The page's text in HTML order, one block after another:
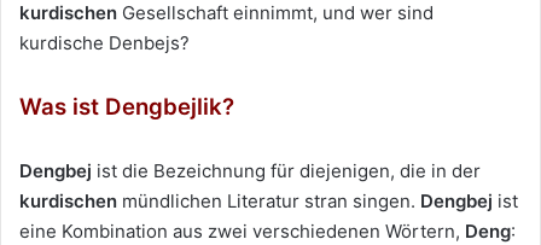
kurdischen Gesellschaft einnimmt, und wer sind
kurdische Denbejs?
Was ist Dengbejlik?
Dengbej ist die Bezeichnung für diejenigen, die in der
kurdischen mündlichen Literatur stran singen. Dengbej ist
eine Kombination aus zwei verschiedenen Wörtern, Deng: